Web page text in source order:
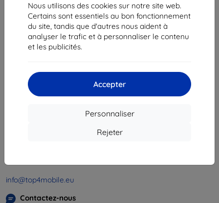
Nous utilisons des cookies sur notre site web.
Certains sont essentiels au bon fonctionnement
du site, tandis que d'autres nous aident à
analyser le trafic et à personnaliser le contenu
et les publicités.
Accepter
Personnaliser
Rejeter
Shield-Sk s.r.o.
Ulica Rudolfa Mocka 3750/2A
841 04 Bratislava
Numéro d’identification d’entreprise :
info@top4mobile.eu
Contactez-nous